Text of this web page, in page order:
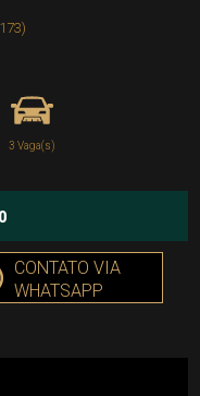
3 Vaga(s)
CONTATO VIA
WHATSAPP